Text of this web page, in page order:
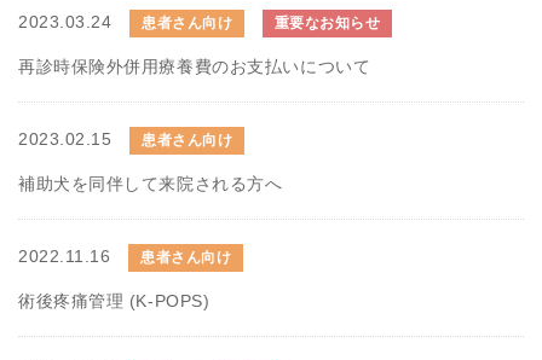
2023.03.24 患者さん向け 重要なお知らせ
再診時保険外併用療養費のお支払いについて
2023.02.15 患者さん向け
補助犬を同伴して来院される方へ
2022.11.16 患者さん向け
術後疼痛管理 (K-POPS)